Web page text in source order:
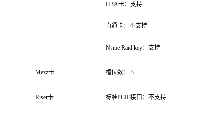
HBA卡：支持
直通卡：不支持
Nvme Raid key： 支持
Mezz卡 槽位数： 3
Riser卡 标准PCIE接口：不支持